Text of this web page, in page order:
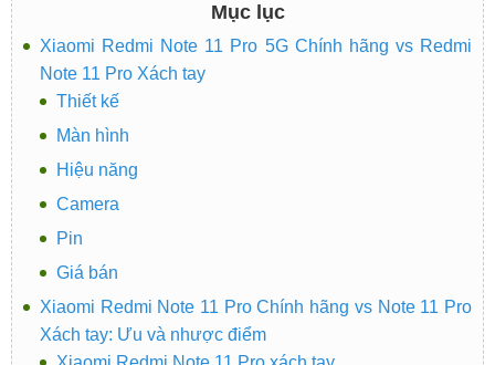
Mục lục
Xiaomi Redmi Note 11 Pro 5G Chính hãng vs Redmi
Note 11 Pro Xách tay
Thiết kế
Màn hình
Hiệu năng
Camera
Pin
Giá bán
Xiaomi Redmi Note 11 Pro Chính hãng vs Note 11 Pro
Xách tay: Ưu và nhược điểm